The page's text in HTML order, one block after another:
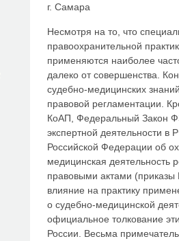
г. Самара
Несмотря на то, что
правоохранительной
применяются наиболее
далеко от совершенства.
судебно-медицинских
правовой регламентации.
КоАП, Федеральный Закон
экспертной деятельности в
Российской Федерации об
медицинская деятельность
правовыми актами
влияние на практику
о судебно-медицинской
официальное толкование
России. Весьма